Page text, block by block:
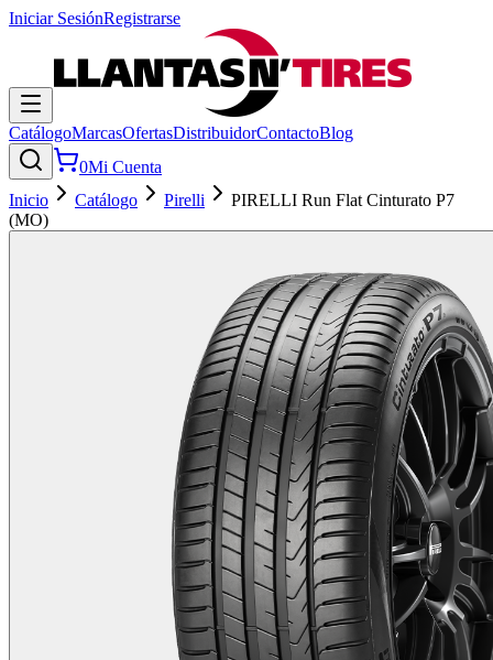
Iniciar SesiónRegistrarse
CatálogoMarcasOfertasDistribuidorContactoBlog
0Mi Cuenta
Inicio
Catálogo Pirelli
PIRELLI Run Flat Cinturato P7
(MO)